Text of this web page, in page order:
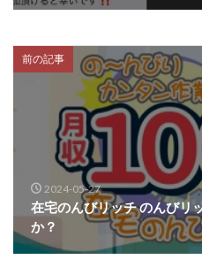
前の記事
2024-05-27
在宅のんびリッチ のんびリ
か？